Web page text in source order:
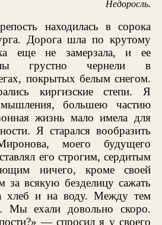
Недоросль.
находилась в сорока
Дорога шла по крутому
еще не замерзала, и ее
грустно чернели в
покрытых белым снегом.
киргизские степи. Я
большею частию
жизнь мало имела для
Я старался вообразить
моего будущего
его строгим, сердитым
ничего, кроме своей
всякую безделицу сажать
хлеб и на воду. Между тем
Мы ехали довольно скоро.
— спросил я у своего